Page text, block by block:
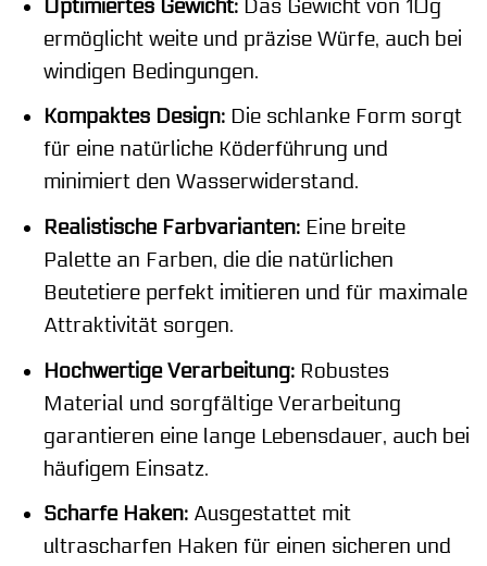
Optimiertes Gewicht:Das Gewicht von 10g
ermöglicht weite und präzise Würfe, auch bei
windigen Bedingungen.
Kompaktes Design:Die schlanke Form sorgt
für eine natürliche Köderführung und
minimiert den Wasserwiderstand.
Realistische Farbvarianten:Eine breite
Palette an Farben, die die natürlichen
Beutetiere perfekt imitieren und für maximale
Attraktivität sorgen.
Hochwertige Verarbeitung:Robustes
Material und sorgfältige Verarbeitung
garantieren eine lange Lebensdauer, auch bei
häufigem Einsatz.
Scharfe Haken:Ausgestattet mit
ultrascharfen Haken für einen sicheren und